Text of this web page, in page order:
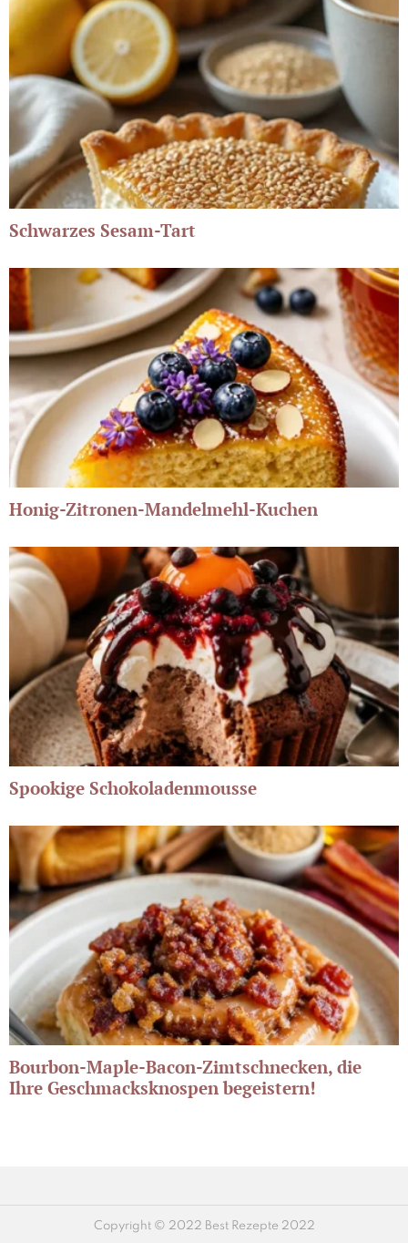
Schwarzes Sesam-Tart
Honig-Zitronen-Mandelmehl-Kuchen
Spookige Schokoladenmousse
Bourbon-Maple-Bacon-Zimtschnecken, die
Ihre Geschmacksknospen begeistern!
Copyright © 2022 Best Rezepte 2022